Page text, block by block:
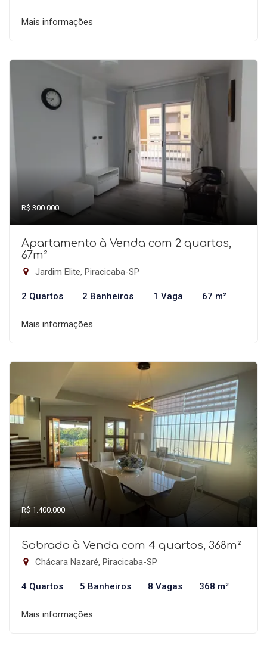
Mais informações
R$ 300.000
Apartamento à Venda com 2 quartos,
67m²
Jardim Elite, Piracicaba-SP
2 Quartos 2 Banheiros 1 Vaga 67 m²
Mais informações
R$ 1.400.000
Sobrado à Venda com 4 quartos, 368m²
Chácara Nazaré, Piracicaba-SP
4 Quartos 5 Banheiros 8 Vagas 368 m²
Mais informações